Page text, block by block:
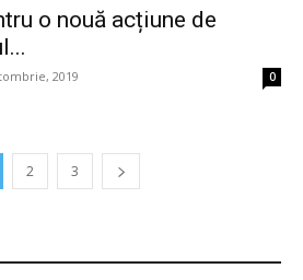
o nouă acțiune de
2019 0
2 3